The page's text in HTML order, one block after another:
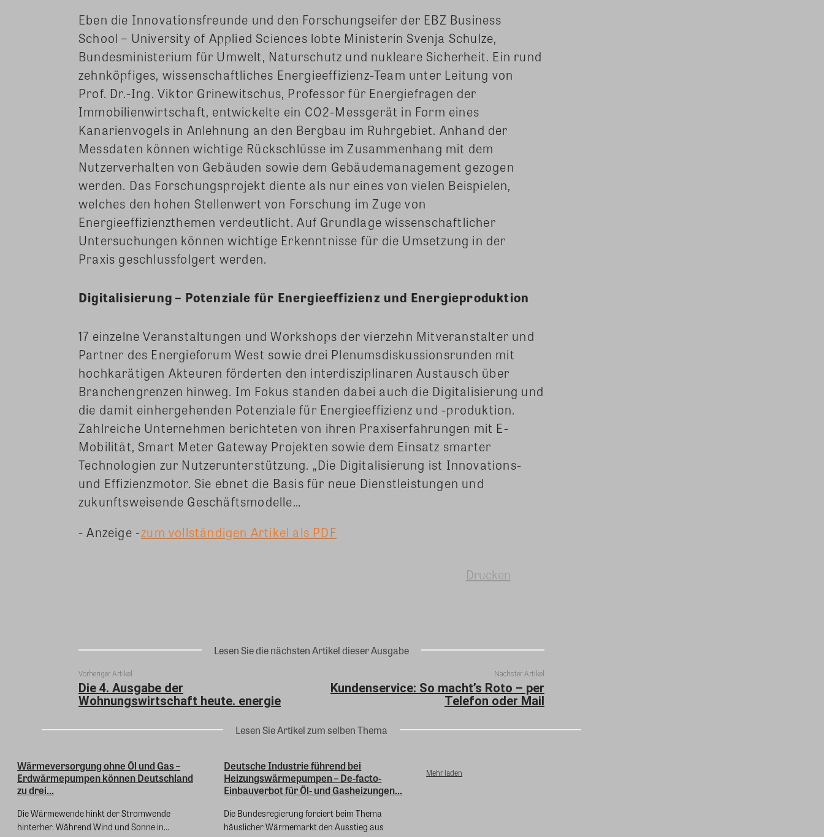
Eben die Innovationsfreunde und den Forschungseifer der EBZ Business
School – University of Applied Sciences lobte Ministerin Svenja Schulze,
Bundesministerium für Umwelt, Naturschutz und nukleare Sicherheit. Ein rund
zehnköpfiges, wissenschaftliches Energieeffizienz-Team unter Leitung von
Prof. Dr.-Ing. Viktor Grinewitschus, Professor für Energiefragen der
Immobilienwirtschaft, entwickelte ein CO2-Messgerät in Form eines
Kanarienvogels in Anlehnung an den Bergbau im Ruhrgebiet. Anhand der
Messdaten können wichtige Rückschlüsse im Zusammenhang mit dem
Nutzerverhalten von Gebäuden sowie dem Gebäudemanagement gezogen
werden. Das Forschungsprojekt diente als nur eines von vielen Beispielen,
welches den hohen Stellenwert von Forschung im Zuge von
Energieeffizienzthemen verdeutlicht. Auf Grundlage wissenschaftlicher
Untersuchungen können wichtige Erkenntnisse für die Umsetzung in der
Praxis geschlussfolgert werden.
Digitalisierung – Potenziale für Energieeffizienz und Energieproduktion
17 einzelne Veranstaltungen und Workshops der vierzehn Mitveranstalter und
Partner des Energieforum West sowie drei Plenumsdiskussionsrunden mit
hochkarätigen Akteuren förderten den interdisziplinaren Austausch über
Branchengrenzen hinweg. Im Fokus standen dabei auch die Digitalisierung und
die damit einhergehenden Potenziale für Energieeffizienz und -produktion.
Zahlreiche Unternehmen berichteten von ihren Praxiserfahrungen mit E-
Mobilität, Smart Meter Gateway Projekten sowie dem Einsatz smarter
Technologien zur Nutzerunterstützung. „Die Digitalisierung ist Innovations-
und Effizienzmotor. Sie ebnet die Basis für neue Dienstleistungen und
zukunftsweisende Geschäftsmodelle…
- Anzeige -zum vollständigen Artikel als PDF
Drucken
Lesen Sie die nächsten Artikel dieser Ausgabe
Vorheriger Artikel
Die 4. Ausgabe der
Wohnungswirtschaft heute. energie
Nächster Artikel
Kundenservice: So macht’s Roto – per
Telefon oder Mail
Lesen Sie Artikel zum selben Thema
Wärmeversorgung ohne Öl und Gas –
Erdwärmepumpen können Deutschland
zu drei...
Die Wärmewende hinkt der Stromwende
hinterher. Während Wind und Sonne in...
Deutsche Industrie führend bei
Heizungswärmepumpen – De-facto-
Einbauverbot für Öl- und Gasheizungen...
Die Bundesregierung forciert beim Thema
häuslicher Wärmemarkt den Ausstieg aus
Mehr laden